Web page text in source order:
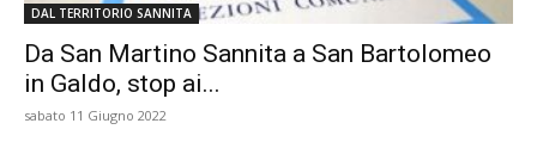
DAL TERRITORIO SANNITA
Da San Martino Sannita a San Bartolomeo
in Galdo, stop ai...
sabato 11 Giugno 2022